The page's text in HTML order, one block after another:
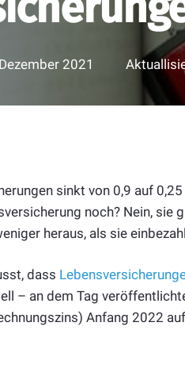
2021
sinkt von 0,9 auf
noch? Nein, sie
heraus, als sie
dass
– an dem Tag
Anfang 2022